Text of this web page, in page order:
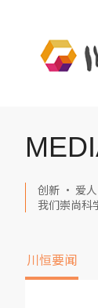
创新 · 爱人
我们崇尚科
川恒要闻